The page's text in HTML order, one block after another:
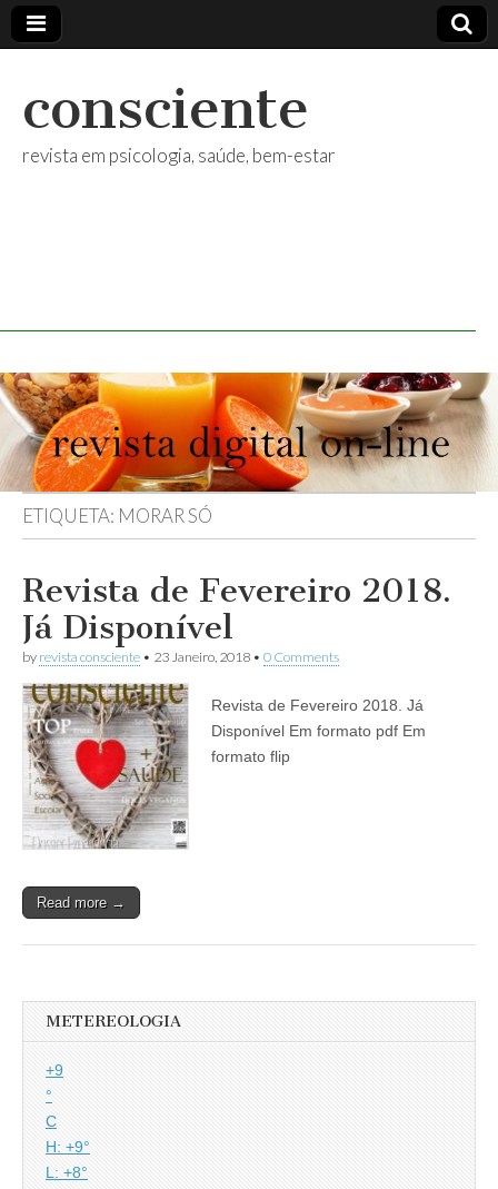
consciente
revista em psicologia, saúde, bem-estar
ETIQUETA: MORAR SÓ
Revista de Fevereiro 2018.
Já Disponível
by revista consciente • 23 Janeiro, 2018 • 0 Comments
Revista de Fevereiro 2018. Já
Disponível Em formato pdf Em
formato flip
Read more →
METEREOLOGIA
+9
°
C
H: +9°
L: +8°